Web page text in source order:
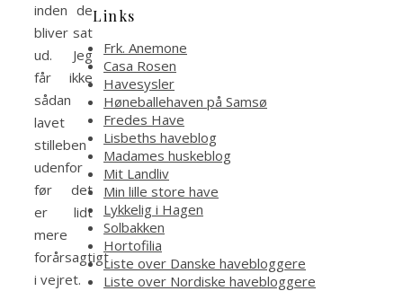
inden de
bliver sat
ud. Jeg
får ikke
sådan
lavet
stilleben
udenfor
før det
er lidt
mere
forårsagtigt
i vejret.
Links
Frk. Anemone
Casa Rosen
Havesysler
Høneballehaven på Samsø
Fredes Have
Lisbeths haveblog
Madames huskeblog
Mit Landliv
Min lille store have
Lykkelig i Hagen
Solbakken
Hortofilia
Liste over Danske havebloggere
Liste over Nordiske havebloggere